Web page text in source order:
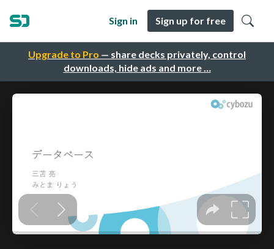
Upgrade to Pro — share decks privately, control
downloads, hide ads and more …
Sign in Sign up for free